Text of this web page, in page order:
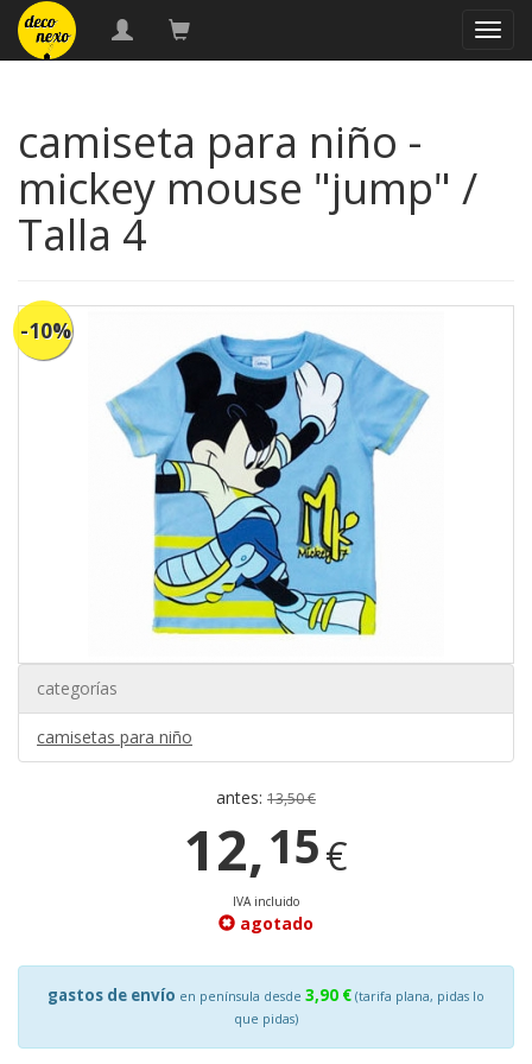
camiseta para niño -
mickey mouse "jump" /
Talla 4
-10%
categorías
camisetas para niño
antes: 13,50 €
12,15€
IVA incluido
agotado
gastos de envío en península desde 3,90 € (tarifa plana, pidas lo
que pidas)